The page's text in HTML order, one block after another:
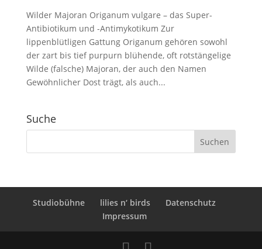
Wilder Majoran Origanum vulgare – das Super-
Antibiotikum und -Antimykotikum Zur
lippenblütligen Gattung Origanum gehören sowohl
der zart bis tief purpurn blühende, oft rotstängelige
Wilde (falsche) Majoran, der auch den Namen
Gewöhnlicher Dost trägt, als auch...
Suche
Studiobühne lilies n‘ birds
Datenschutz
Impressum